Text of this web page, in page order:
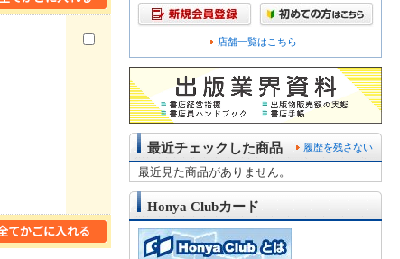
店舗一覧はこちら
履歴を残さない
最近チェックした商品
最近見た商品がありません。
Honya Clubカード